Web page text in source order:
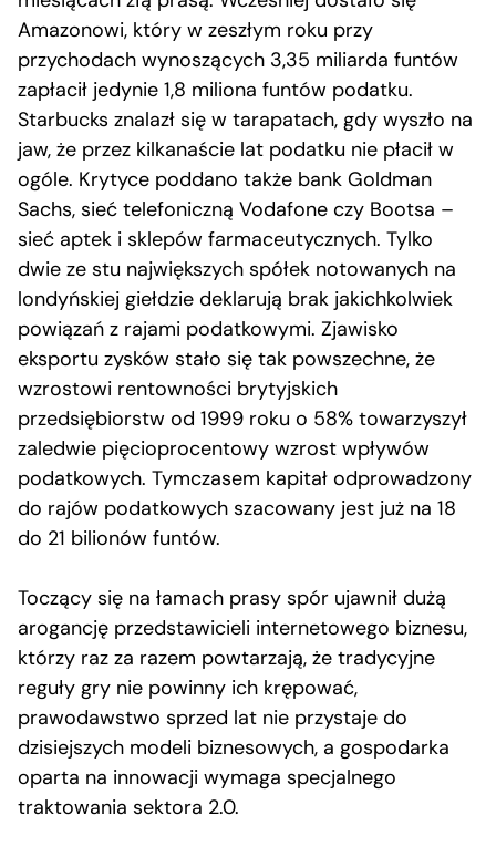
Amazonowi, który w zeszłym roku przy
przychodach wynoszących 3,35 miliarda funtów
zapłacił jedynie 1,8 miliona funtów podatku.
Starbucks znalazł się w tarapatach, gdy wyszło na
jaw, że przez kilkanaście lat podatku nie płacił w
ogóle. Krytyce poddano także bank Goldman
Sachs, sieć telefoniczną Vodafone czy Bootsa –
sieć aptek i sklepów farmaceutycznych. Tylko
dwie ze stu największych spółek notowanych na
londyńskiej giełdzie deklarują brak jakichkolwiek
powiązań z rajami podatkowymi. Zjawisko
eksportu zysków stało się tak powszechne, że
wzrostowi rentowności brytyjskich
przedsiębiorstw od 1999 roku o 58% towarzyszył
zaledwie pięcioprocentowy wzrost wpływów
podatkowych. Tymczasem kapitał odprowadzony
do rajów podatkowych szacowany jest już na 18
do 21 bilionów funtów.
Toczący się na łamach prasy spór ujawnił dużą
arogancję przedstawicieli internetowego biznesu,
którzy raz za razem powtarzają, że tradycyjne
reguły gry nie powinny ich krępować,
prawodawstwo sprzed lat nie przystaje do
dzisiejszych modeli biznesowych, a gospodarka
oparta na innowacji wymaga specjalnego
traktowania sektora 2.0.